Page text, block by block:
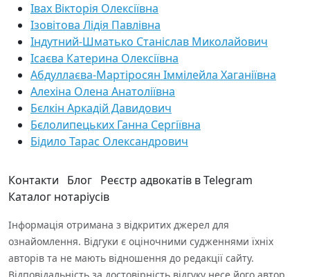
Івах Вікторія Олексіївна
Ізовітова Лідія Павлівна
Індутний-Шматько Станіслав Миколайович
Ісаєва Катерина Олексіївна
Абдуллаєва-Мартіросян Іммілейла Хаганіївна
Алехіна Олена Анатоліївна
Бєлкін Аркадій Давидович
Бєлолипецьких Ганна Сергіївна
Бідило Тарас Олександрович
Контакти Блог Реєстр адвокатів в Telegram
Каталог нотаріусів
Інформація отримана з відкритих джерел для
ознайомлення. Відгуки є оціночними судженнями їхніх
авторів та не мають відношення до редакції сайту.